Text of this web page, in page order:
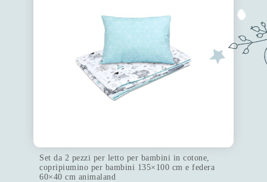
Set da 2 pezzi per letto per bambini in cotone,
copripiumino per bambini 135×100 cm e federa
60×40 cm animaland